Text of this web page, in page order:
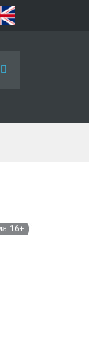
16+